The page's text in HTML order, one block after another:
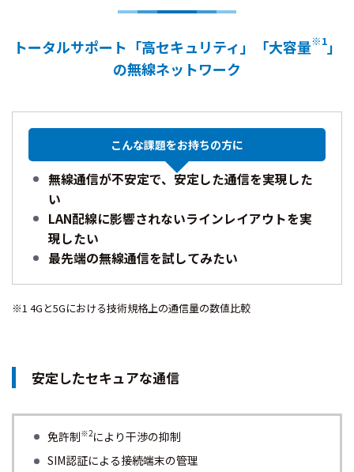
トータルサポート「高セキュリティ」「大容量※1」
の無線ネットワーク
こんな課題をお持ちの方に
無線通信が不安定で、安定した通信を実現した
い
LAN配線に影響されないラインレイアウトを実
現したい
最先端の無線通信を試してみたい
※1 4Gと5Gにおける技術規格上の通信量の数値比較
安定したセキュアな通信
免許制※2により干渉の抑制
SIM認証による接続端末の管理